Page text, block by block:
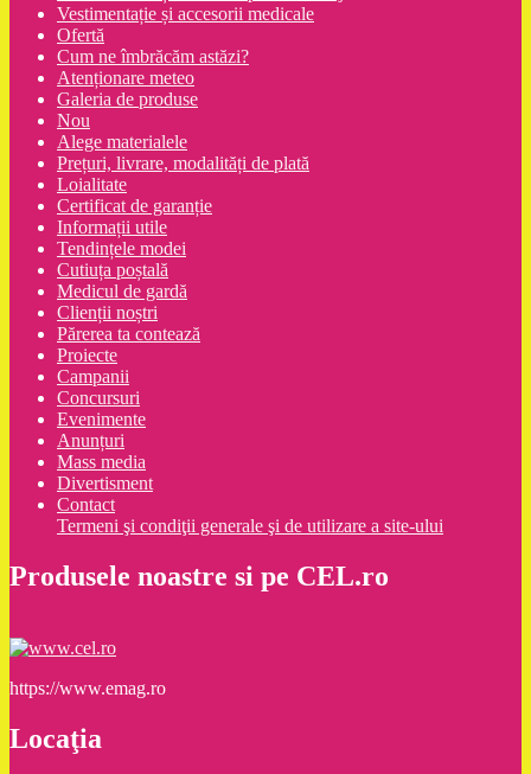
Vestimentație și accesorii medicale
Ofertă
Cum ne îmbrăcăm astăzi?
Atenționare meteo
Galeria de produse
Nou
Alege materialele
Prețuri, livrare, modalități de plată
Loialitate
Certificat de garanție
Informații utile
Tendințele modei
Cutiuța poștală
Medicul de gardă
Clienții noștri
Părerea ta contează
Proiecte
Campanii
Concursuri
Evenimente
Anunțuri
Mass media
Divertisment
Contact
Termeni şi condiţii generale şi de utilizare a site-ului
Produsele noastre si pe CEL.ro
https://www.emag.ro
Locaţia